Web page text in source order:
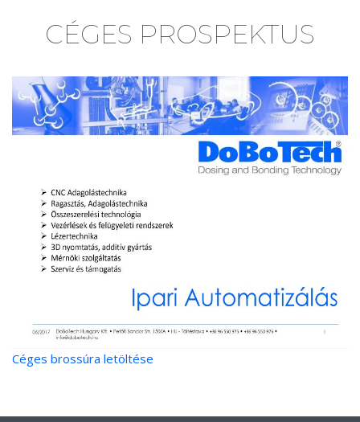
CÉGES PROSPEKTUS
Céges brossúra letöltése